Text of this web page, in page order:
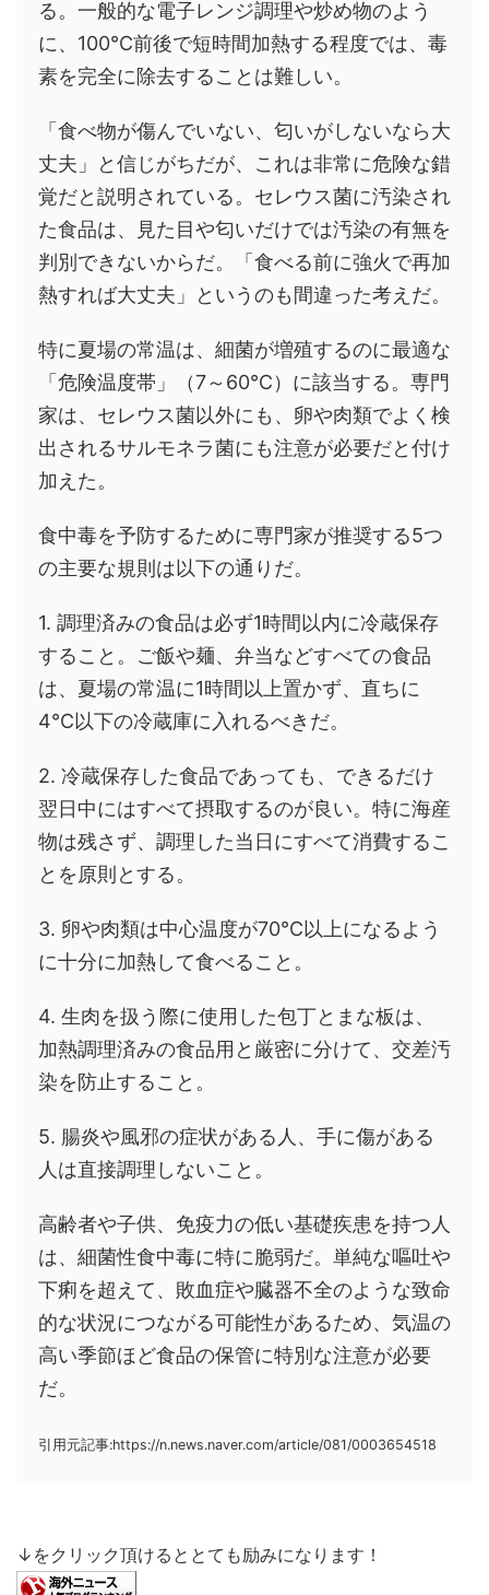
る。一般的な電子レンジ調理や炒め物のよう
に、100℃前後で短時間加熱する程度では、毒
素を完全に除去することは難しい。
「食べ物が傷んでいない、匂いがしないなら大
丈夫」と信じがちだが、これは非常に危険な錯
覚だと説明されている。セレウス菌に汚染され
た食品は、見た目や匂いだけでは汚染の有無を
判別できないからだ。「食べる前に強火で再加
熱すれば大丈夫」というのも間違った考えだ。
特に夏場の常温は、細菌が増殖するのに最適な
「危険温度帯」（7～60℃）に該当する。専門
家は、セレウス菌以外にも、卵や肉類でよく検
出されるサルモネラ菌にも注意が必要だと付け
加えた。
食中毒を予防するために専門家が推奨する5つ
の主要な規則は以下の通りだ。
1. 調理済みの食品は必ず1時間以内に冷蔵保存
すること。ご飯や麺、弁当などすべての食品
は、夏場の常温に1時間以上置かず、直ちに
4℃以下の冷蔵庫に入れるべきだ。
2. 冷蔵保存した食品であっても、できるだけ
翌日中にはすべて摂取するのが良い。特に海産
物は残さず、調理した当日にすべて消費するこ
とを原則とする。
3. 卵や肉類は中心温度が70℃以上になるよう
に十分に加熱して食べること。
4. 生肉を扱う際に使用した包丁とまな板は、
加熱調理済みの食品用と厳密に分けて、交差汚
染を防止すること。
5. 腸炎や風邪の症状がある人、手に傷がある
人は直接調理しないこと。
高齢者や子供、免疫力の低い基礎疾患を持つ人
は、細菌性食中毒に特に脆弱だ。単純な嘔吐や
下痢を超えて、敗血症や臓器不全のような致命
的な状況につながる可能性があるため、気温の
高い季節ほど食品の保管に特別な注意が必要
だ。
引用元記事:https://n.news.naver.com/article/081/0003654518
↓をクリック頂けるととても励みになります！